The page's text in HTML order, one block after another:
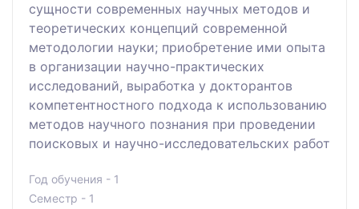
сущности современных научных методов и
теоретических концепций современной
методологии науки; приобретение ими опыта
в организации научно-практических
исследований, выработка у докторантов
компетентностного подхода к использованию
методов научного познания при проведении
поисковых и научно-исследовательских работ
Год обучения - 1
Семестр - 1